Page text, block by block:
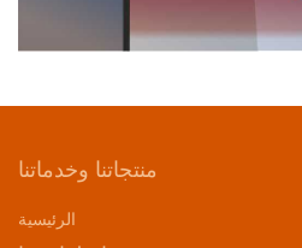
منتجاتنا وخدماتنا
الرئيسية